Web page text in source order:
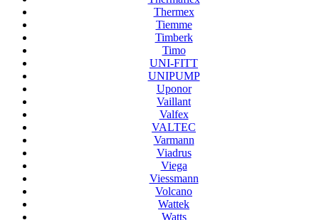
Thermex
Tiemme
Timberk
Timo
UNI-FITT
UNIPUMP
Uponor
Vaillant
Valfex
VALTEC
Varmann
Viadrus
Viega
Viessmann
Volcano
Wattek
Watts